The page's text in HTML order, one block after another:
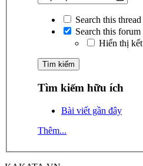
Search this
Search this
Hiển thị
Tìm kiếm hữu ích
Bài viết gần đây
Thêm...